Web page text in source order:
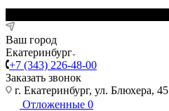
Ваш город
Екатеринбург
+7 (343) 226-48-00
Заказать звонок
г. Екатеринбург, ул. Блюхера, 45
Отложенные 0